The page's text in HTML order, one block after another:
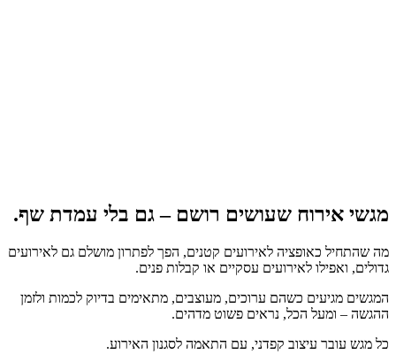
מגשי אירוח שעושים רושם – גם בלי עמדת שף.
מה שהתחיל כאופציה לאירועים קטנים, הפך לפתרון מושלם גם לאירועים
גדולים, ואפילו לאירועים עסקיים או קבלות פנים.
המגשים מגיעים כשהם ערוכים, מעוצבים, מתאימים בדיוק לכמות ולזמן
ההגשה – ומעל הכל, נראים פשוט מדהים.
כל מגש עובר עיצוב קפדני, עם התאמה לסגנון האירוע.